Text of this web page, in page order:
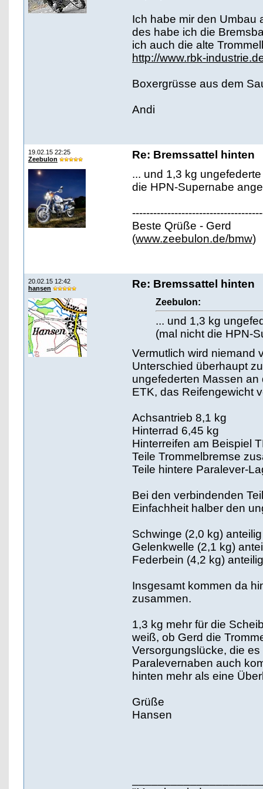
Ich habe mir den Umbau
des habe ich die
ich auch die alte
http://www.rbk-
Boxergrüsse aus dem
Andi
19.02.15 22:25
Zeebulon
Re: Bremssattel hinten
... und 1,3 kg
die HPN-Supernabe
Beste Qrüße - Gerd
(www.zeebulon.de/bmw)
20.02.15 12:42
hansen
Re: Bremssattel hinten
Zeebulon:
... und 1,3 kg
(mal nicht die HPN-
Vermutlich wird niemand
Unterschied überhaupt
ungefederten Massen
ETK, das Reifengewicht
Achsantrieb 8,1 kg
Hinterrad 6,45 kg
Hinterreifen am Beispiel
Teile Trommelbremse
Teile hintere Paralever-
Bei den verbindenden
Einfachheit halber den
Schwinge (2,0 kg)
Gelenkwelle (2,1 kg)
Federbein (4,2 kg)
Insgesamt kommen da
zusammen.
1,3 kg mehr für die
weiß, ob Gerd die
Versorgungslücke, die
Paralevernaben auch
hinten mehr als eine
Grüße
Hansen